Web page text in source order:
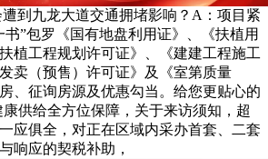
到九龙大道交通拥堵影响？A：项目紧
”包罗《国有地盘利用证》、《扶植用
植工程规划许可证》、《建建工程施工
卖（预售）许可证》及《室第质量
、征询房源及优惠勾当。给您更贴心的
供给全方位保障，关于来访须知，超
应俱全，对正在区域内采办首套、二套
响应的契税补助，